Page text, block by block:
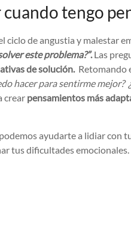
cuando tengo
ciclo de angustia y malestar
este problema?”.Las
de solución.Retomando
hacer para sentirme mejor?
crear pensamientos más
ayudarte a lidiar con
tus dificultades emocionales.